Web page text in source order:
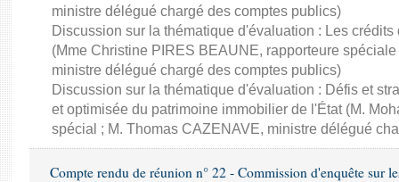
ministre délégué chargé des comptes publics)
Discussion sur la thématique d'évaluation : Les
(Mme Christine PIRES BEAUNE, rapporteure
ministre délégué chargé des comptes publics)
Discussion sur la thématique d'évaluation : Défis et
et optimisée du patrimoine immobilier de l'État (M.
spécial ; M. Thomas CAZENAVE, ministre délégué
Compte rendu de réunion n° 22 - Commission d'enquête sur